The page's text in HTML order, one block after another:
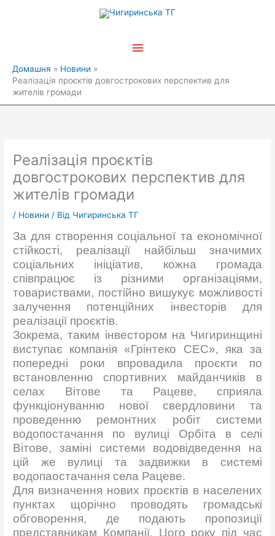
Головне
Домашня
Новини
Реалізація проєктів довгострокових перспектив для
жителів громади
Реалізація проєктів
довгострокових перспектив для
жителів громади
/ Новини / Від Чигиринська ТГ
За для створення соціальної та економічної
стійкості, реалізації найбільш значимих
соціальних ініціатив, кожна громада
співпрацює із різними організаціями,
товариствами, постійно вишукує можливості
залучення потенційних інвесторів для
реалізації проєктів.
Зокрема, таким інвестором на Чигиринщині
виступає компанія «Грінтеко СЕС», яка за
попередні роки впровадила проєкти по
встановленню спортивних майданчиків в
селах Вітове та Рацеве, сприяла
функціонуванню нової свердловини та
проведенню ремонтних робіт системи
водопостачання по вулиці Орбіта в селі
Вітове, заміні системи водовідведення на
цій же вулиці та задвижки в системі
водопаостачання села Рацеве.
Для визначення нових проєктів в населених
пунктах щорічно проводять громадські
обговорення, де подають пропозиції
представникам Компанії. Цого року під час